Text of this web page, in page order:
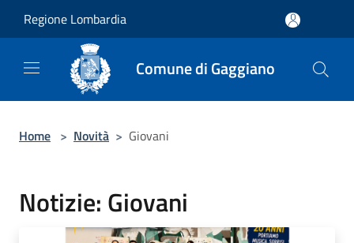
Regione Lombardia
Comune di Gaggiano
Home > Novità > Giovani
Notizie: Giovani